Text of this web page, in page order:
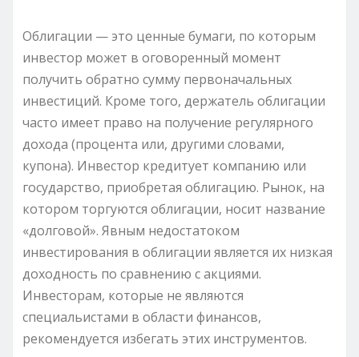
Облигации — это ценные бумаги, по которым
инвестор может в оговоренный момент
получить обратно сумму первоначальных
инвестиций. Кроме того, держатель облигации
часто имеет право на получение регулярного
дохода (процента или, другими словами,
купона). Инвестор кредитует компанию или
государство, приобретая облигацию. Рынок, на
котором торгуются облигации, носит название
«долговой». Явным недостатоком
инвестирования в облигации является их низкая
доходность по сравнению с акциями.
Инвесторам, которые не являются
специальистами в области финансов,
рекомендуется избегать этих инструментов.